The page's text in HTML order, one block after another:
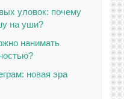
уловок: почему
на уши?
нанимать
новая эра